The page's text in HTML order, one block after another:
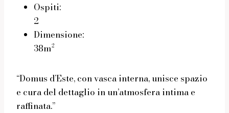
Ospiti:
2
Dimensione:
38m²
“Domus d’Este, con vasca interna, unisce spazio
e cura del dettaglio in un’atmosfera intima e
raffinata.”